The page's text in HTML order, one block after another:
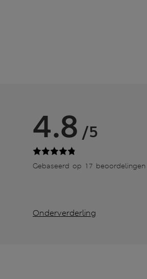
4.8 /5
Gebaseerd op 17 beoordelingen
Onderverderling